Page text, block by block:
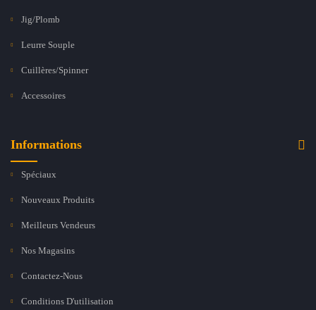
Jig/Plomb
Leurre Souple
Cuillères/Spinner
Accessoires
Informations
Spéciaux
Nouveaux Produits
Meilleurs Vendeurs
Nos Magasins
Contactez-Nous
Conditions D'utilisation